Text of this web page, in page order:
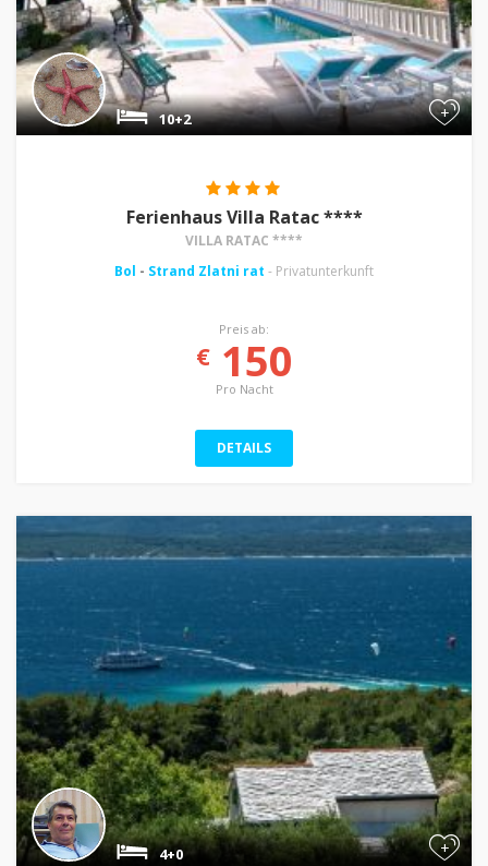
+
10+2
Ferienhaus Villa Ratac ****
VILLA RATAC ****
Bol - Strand Zlatni rat - Privatunterkunft
Preis ab:
€150
Pro Nacht
DETAILS
+
4+0